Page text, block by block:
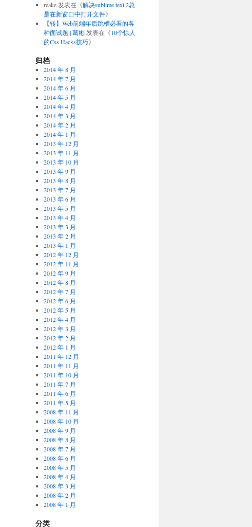
reake发表在《解决sublime text 2总
是在新窗口中打开文件》
【转】Web前端年后跳槽必看的各
种面试题 | 葛彬发表在《10个惊人
的Css Hacks技巧》
归档
2014 年 8 月
2014 年 7 月
2014 年 6 月
2014 年 5 月
2014 年 4 月
2014 年 3 月
2014 年 2 月
2014 年 1 月
2013 年 12 月
2013 年 11 月
2013 年 10 月
2013 年 9 月
2013 年 8 月
2013 年 7 月
2013 年 6 月
2013 年 5 月
2013 年 4 月
2013 年 3 月
2013 年 2 月
2013 年 1 月
2012 年 12 月
2012 年 11 月
2012 年 9 月
2012 年 8 月
2012 年 7 月
2012 年 6 月
2012 年 5 月
2012 年 4 月
2012 年 3 月
2012 年 2 月
2012 年 1 月
2011 年 12 月
2011 年 11 月
2011 年 10 月
2011 年 7 月
2011 年 6 月
2011 年 5 月
2008 年 11 月
2008 年 10 月
2008 年 9 月
2008 年 8 月
2008 年 7 月
2008 年 6 月
2008 年 5 月
2008 年 4 月
2008 年 3 月
2008 年 2 月
2008 年 1 月
分类